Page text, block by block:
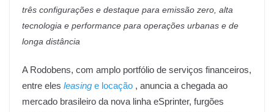
três configurações e destaque para emissão zero, alta
tecnologia e performance para operações urbanas e de
longa distância
A Rodobens, com amplo portfólio de serviços financeiros,
entre eles leasing e locação , anuncia a chegada ao
mercado brasileiro da nova linha eSprinter, furgões